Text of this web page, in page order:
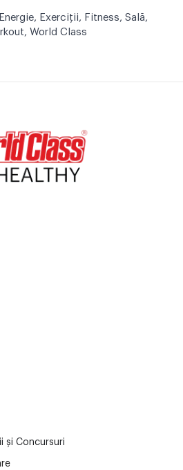
Energie, Exerciţii, Fitness, Sală,
, World Class
și Concursuri